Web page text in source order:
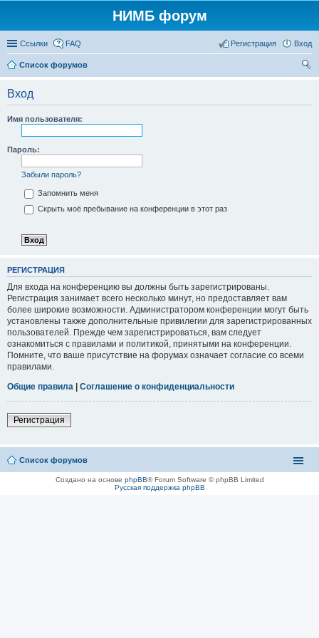
НИМБ форум
Ссылки FAQ Вход
Регистрация
Список форумов
Вход
Имя пользователя:
Пароль:
Забыли пароль?
Запомнить меня
Скрыть моё пребывание на конференции в этот раз
РЕГИСТРАЦИЯ
Для входа на конференцию вы должны быть зарегистрированы.
Регистрация занимает всего несколько минут, но предоставляет вам
более широкие возможности. Администратором конференции могут быть
установлены также дополнительные привилегии для зарегистрированных
пользователей. Прежде чем зарегистрироваться, вам следует
ознакомиться с правилами и политикой, принятыми на конференции.
Помните, что ваше присутствие на форумах означает согласие со всеми
правилами.
Общие правила | Соглашение о конфиденциальности
Регистрация
Список форумов
Создано на основе phpBB® Forum Software © phpBB Limited
Русская поддержка phpBB